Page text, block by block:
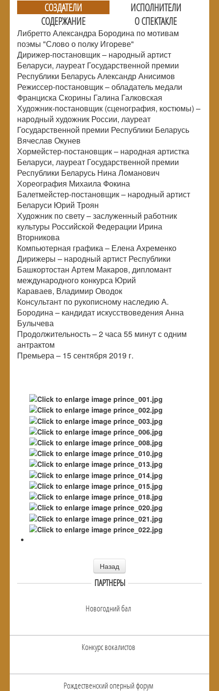
СОЗДАТЕЛИ
ИСПОЛНИТЕЛИ
СОДЕРЖАНИЕ
О СПЕКТАКЛЕ
Либретто Александра Бородина по мотивам
поэмы "Слово о полку Игореве"
Дирижер-постановщик – народный артист
Беларуси, лауреат Государственной премии
Республики Беларусь Александр Анисимов
Режиссер-постановщик – обладатель медали
Франциска Скорины Галина Галковская
Художник-постановщик (сценография, костюмы) –
народный художник России, лауреат
Государственной премии Республики Беларусь
Вячеслав Окунев
Хормейстер-постановщик – народная артистка
Беларуси, лауреат Государственной премии
Республики Беларусь Нина Ломанович
Хореография Михаила Фокина
Балетмейстер-постановщик – народный артист
Беларуси Юрий Троян
Художник по свету – заслуженный работник
культуры Российской Федерации Ирина
Вторникова
Компьютерная графика – Елена Ахременко
Дирижеры – народный артист Республики
Башкортостан Артем Макаров, дипломант
международного конкурса Юрий
Караваев, Владимир Оводок
Консультант по рукописному наследию А.
Бородина – кандидат искусствоведения Анна
Булычева
Продолжительность – 2 часа 55 минут с одним
антрактом
Премьера – 15 сентября 2019 г.
Назад
ПАРТНЕРЫ
Новогодний бал
Конкурс вокалистов
Рождественский оперный форум